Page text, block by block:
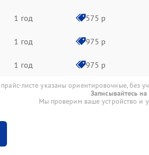
1 год 575 р
1 год 975 р
1 год 975 р
листе указаны ориентировочные, без
Записывайтесь
Мы проверим ваше устройство и